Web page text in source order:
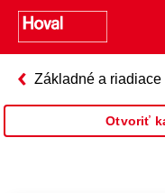
Základné a riadiace
E
Otvoriť